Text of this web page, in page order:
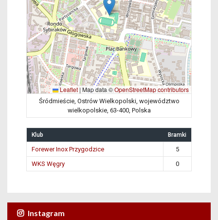
Leaflet |Map data ©OpenStreetMap contributors
Śródmieście, Ostrów Wielkopolski, województwo
wielkopolskie, 63-400, Polska
Klub Bramki
Forewer Inox Przygodzice
5
WKS Węgry
0
Instagram